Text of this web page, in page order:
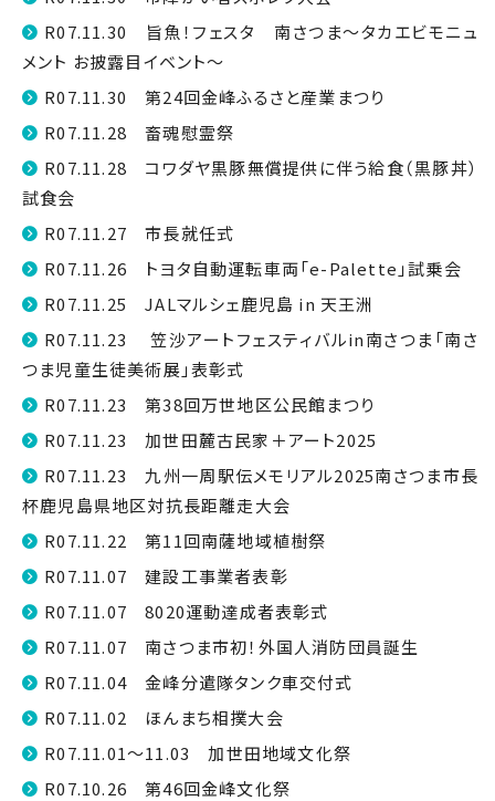
R07.11.30 旨魚！フェスタ 南さつま～タカエビモニュ
メント お披露目イベント～
R07.11.30 第24回金峰ふるさと産業まつり
R07.11.28 畜魂慰霊祭
R07.11.28 コワダヤ黒豚無償提供に伴う給食（黒豚丼）
試食会
R07.11.27 市長就任式
R07.11.26 トヨタ自動運転車両「e-Palette」試乗会
R07.11.25 JALマルシェ鹿児島 in 天王洲
R07.11.23 笠沙アートフェスティバルin南さつま「南さ
つま児童生徒美術展」表彰式
R07.11.23 第38回万世地区公民館まつり
R07.11.23 加世田麓古民家＋アート2025
R07.11.23 九州一周駅伝メモリアル2025南さつま市長
杯鹿児島県地区対抗長距離走大会
R07.11.22 第11回南薩地域植樹祭
R07.11.07 建設工事業者表彰
R07.11.07 8020運動達成者表彰式
R07.11.07 南さつま市初！外国人消防団員誕生
R07.11.04 金峰分遣隊タンク車交付式
R07.11.02 ほんまち相撲大会
R07.11.01～11.03 加世田地域文化祭
R07.10.26 第46回金峰文化祭